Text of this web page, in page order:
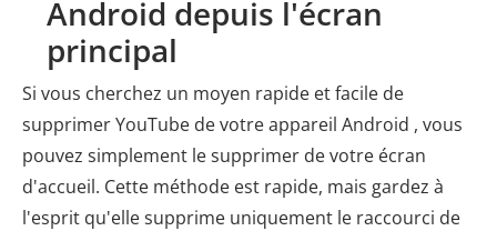
Android depuis l'écran
principal
Si vous cherchez un moyen rapide et facile de
supprimer YouTube de votre appareil Android , vous
pouvez simplement le supprimer de votre écran
d'accueil. Cette méthode est rapide, mais gardez à
l'esprit qu'elle supprime uniquement le raccourci de